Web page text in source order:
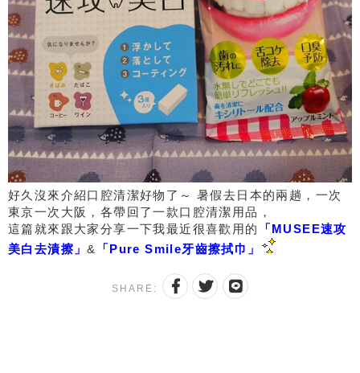
好久沒來介紹口腔清潔好物了～ 暑假去日本的兩趟，一次
東京一次大阪，各帶回了一款口腔清潔用品，
這篇就來跟大家分享一下我最近很喜歡用的
「MUSEE速攻
美白去漬擦」& 「Pure Smile牙齒擦拭巾」
SHARE: